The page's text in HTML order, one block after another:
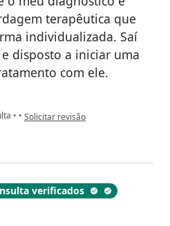
terapêutica que
individualizada. Saí
disposto a iniciar uma
com ele.
• • na opinião do utilizador Carlos Freitas
Solicitar revisão
verificados